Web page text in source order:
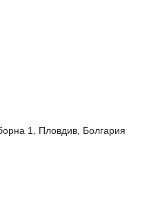
1, Пловдив, Болгария